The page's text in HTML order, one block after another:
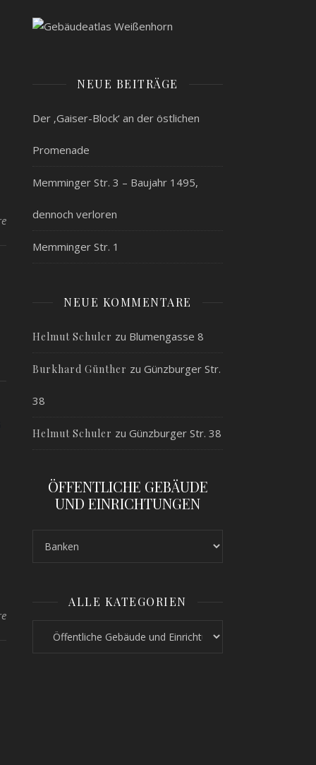
NEUE BEITRÄGE
Der ‚Gaiser-Block‘ an der östlichen
Promenade
Memminger Str. 3 – Baujahr 1495,
dennoch verloren
Memminger Str. 1
NEUE KOMMENTARE
Helmut Schuler zu Blumengasse 8
Burkhard Günther zu Günzburger Str.
38
Helmut Schuler zu Günzburger Str. 38
ÖFFENTLICHE GEBÄUDE
UND EINRICHTUNGEN
ALLE KATEGORIEN
Alle Kategorien